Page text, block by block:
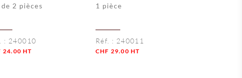
2 pièces
: 240010
24.00 HT
1 pièce
Réf. : 240011
CHF 29.00 HT